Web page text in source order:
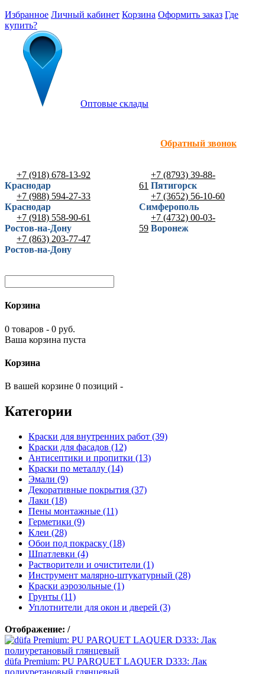
Избранное Личный кабинет Корзина Оформить заказ Где
купить?
Оптовые склады
Обратный звонок
+7 (918) 678-13-92
Краснодар
+7 (988) 594-27-33
Краснодар
+7 (918) 558-90-61
Ростов-на-Дону
+7 (863) 203-77-47
Ростов-на-Дону
+7 (8793) 39-88-
61 Пятигорск
+7 (3652) 56-10-60
Симферополь
+7 (4732) 00-03-
59 Воронеж
Корзина
0 товаров - 0 руб.
Ваша корзина пуста
Корзина
В вашей корзине 0 позиций -
Категории
Краски для внутренних работ (39)
Краски для фасадов (12)
Антисептики и пропитки (13)
Краски по металлу (14)
Эмали (9)
Декоративные покрытия (37)
Лаки (18)
Пены монтажные (11)
Герметики (9)
Клеи (28)
Обои под покраску (18)
Шпатлевки (4)
Растворители и очистители (1)
Инструмент малярно-штукатурный (28)
Краски аэрозольные (1)
Грунты (11)
Уплотнители для окон и дверей (3)
Отображение: /
düfa Premium: PU PARQUET LAQUER D333: Лак
полиуретановый глянцевый